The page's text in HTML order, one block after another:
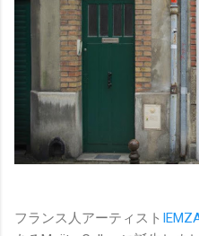
フランス人アーティスト